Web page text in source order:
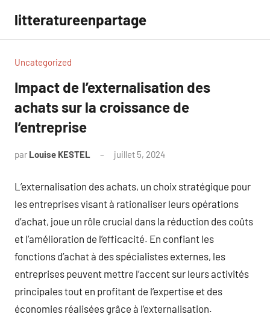
contenu
litteratureenpartage
Uncategorized
Impact de l’externalisation des
achats sur la croissance de
l’entreprise
par Louise KESTEL juillet 5, 2024
L’externalisation des achats, un choix stratégique pour
les entreprises visant à rationaliser leurs opérations
d’achat, joue un rôle crucial dans la réduction des coûts
et l’amélioration de l’efficacité. En confiant les
fonctions d’achat à des spécialistes externes, les
entreprises peuvent mettre l’accent sur leurs activités
principales tout en profitant de l’expertise et des
économies réalisées grâce à l’externalisation.